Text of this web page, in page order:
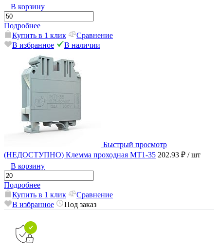
В корзину
Подробнее
Купить в 1 клик
Сравнение
В избранное
В наличии
Быстрый просмотр
(НЕДОСТУПНО) Клемма проходная MT1-35 202.93 ₽ / шт
В корзину
Подробнее
Купить в 1 клик
Сравнение
В избранное
Под заказ